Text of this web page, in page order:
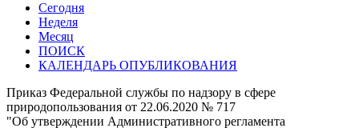
Сегодня
Неделя
Месяц
ПОИСК
КАЛЕНДАРЬ ОПУБЛИКОВАНИЯ
Приказ Федеральной службы по надзору в сфере
природопользования от 22.06.2020 № 717
"Об утверждении Административного регламента